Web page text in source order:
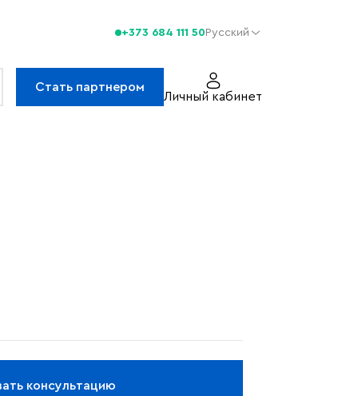
+373 684 111 50Русский
Стать партнером
Личный кабинет
консультацию